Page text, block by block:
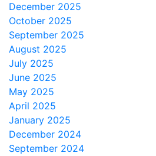
December 2025
October 2025
September 2025
August 2025
July 2025
June 2025
May 2025
April 2025
January 2025
December 2024
September 2024